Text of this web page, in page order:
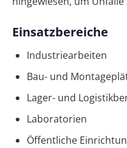
Einsatzbereiche
Industriearbeiten
Bau- und
Lager- und
Laboratorien
Öffentliche